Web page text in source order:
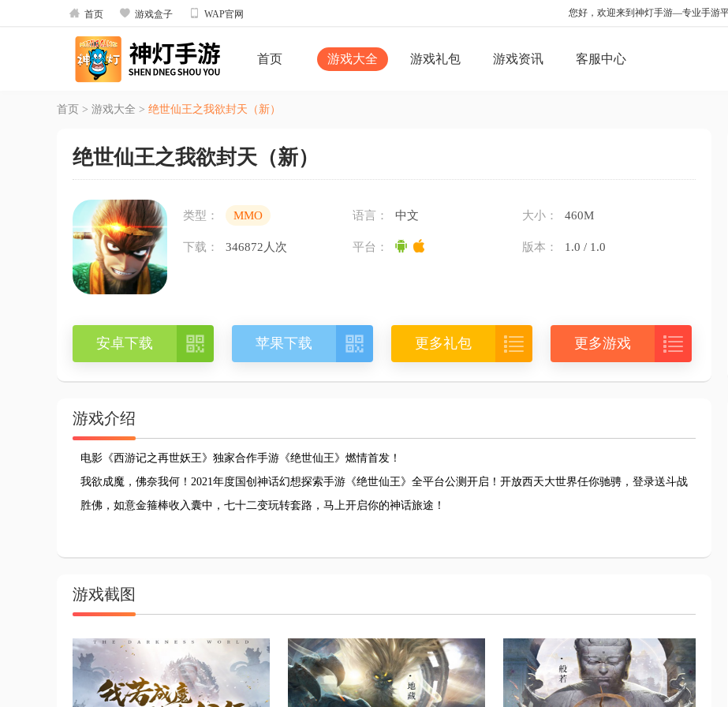
 首页  游戏盒子  WAP官网 您好，欢迎来到神灯手游—专业手游
首页 游戏大全 游戏礼包 游戏资讯 客服中心
首页 > 游戏大全 > 绝世仙王之我欲封天（新）
绝世仙王之我欲封天（新）
类型： MMO 语言： 中文 大小： 460M
下载： 346872人次 平台： 版本： 1.0 / 1.0
安卓下载  苹果下载  更多礼包  更多游戏 
游戏介绍
电影《西游记之再世妖王》独家合作手游《绝世仙王》燃情首发！
我欲成魔，佛奈我何！2021年度国创神话幻想探索手游《绝世仙王》全平台公测开启！开放西天大世界任你驰骋，登录送斗战
胜佛，如意金箍棒收入囊中，七十二变玩转套路，马上开启你的神话旅途！
游戏截图